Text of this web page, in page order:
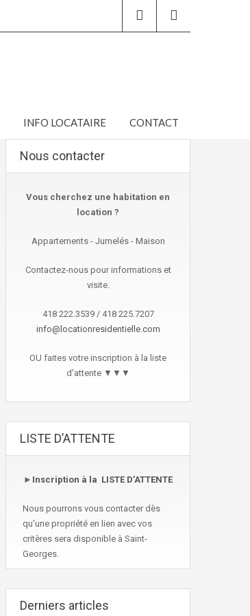
INFO LOCATAIRE CONTACT
Nous contacter
Vous cherchez une habitation en
location ?
Appartements - Jumelés - Maison
Contactez-nous pour informations et
visite.
418 222.3539 / 418 225.7207
info@locationresidentielle.com
OU faites votre inscription à la liste
d'attente ▼▼▼
LISTE D’ATTENTE
► Inscription à la LISTE D’ATTENTE
Nous pourrons vous contacter dès
qu’une propriété en lien avec vos
critères sera disponible à Saint-
Georges.
Derniers articles